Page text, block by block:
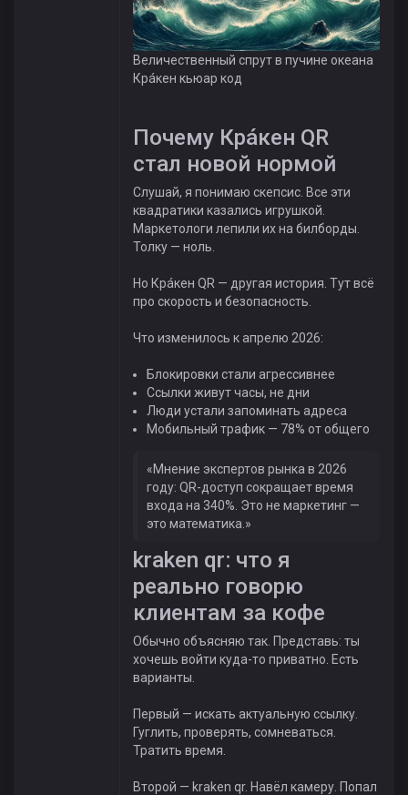
Величественный спрут в пучине океана
Крáкен кьюар код
Почему Крáкен QR
стал новой нормой
Слушай, я понимаю скепсис. Все эти
квадратики казались игрушкой.
Маркетологи лепили их на билборды.
Толку — ноль.
Но Крáкен QR — другая история. Тут всё
про скорость и безопасность.
Что изменилось к апрелю 2026:
Блокировки стали агрессивнее
Ссылки живут часы, не дни
Люди устали запоминать адреса
Мобильный трафик — 78% от общего
«Мнение экспертов рынка в 2026
году: QR-доступ сокращает время
входа на 340%. Это не маркетинг —
это математика.»
kraken qr: что я
реально говорю
клиентам за кофе
Обычно объясняю так. Представь: ты
хочешь войти куда-то приватно. Есть
варианты.
Первый — искать актуальную ссылку.
Гуглить, проверять, сомневаться.
Тратить время.
Второй — kraken qr. Навёл камеру. Попал